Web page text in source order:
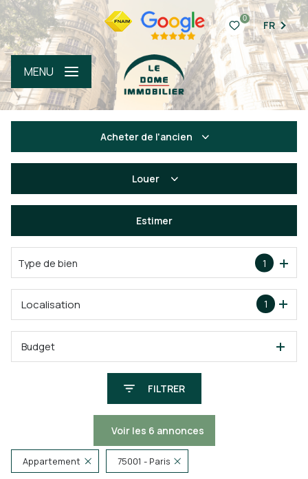
0
FR
MENU
Acheter de l'ancien
De l'immo pro
Louer
Estimer
Type de bien 1
1
Localisation
Budget
FILTRER
Voir les 6 annonces
Appartement 75001 - Paris